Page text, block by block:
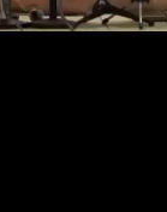
“yox”